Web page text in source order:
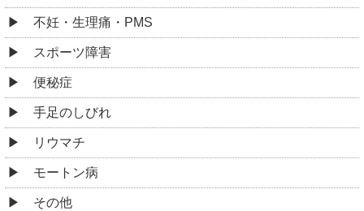
不妊・生理痛・PMS
スポーツ障害
便秘症
手足のしびれ
リウマチ
モートン病
その他